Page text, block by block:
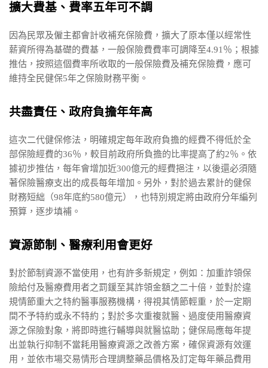
擴大費基、費率五年可不調
因為民眾及僱主都會計收補充保險費，擴大了原本僅以經常性
薪資所得為基礎的費基，一般保險費費率可調降至4.91％；根據
推估，按照這個費率所收取的一般保險費及補充保險費，應可
維持全民健保5年之保險財務平衡。
共盡責任、政府負擔年年高
這次二代健保修法，明確規定每年政府負擔的經費不得低於全
部保險經費的36％，較目前政府所負擔的比率提高了約2％。依
據初步推估，每年會增加近300億元的經費挹注，以後還必須隨
著保險醫療支出的成長每年增加。另外，對於過去累計的健保
財務短絀（98年底約580億元），也特別規定將由政府分年編列
預算，逐步填補。
資源節制、醫療利用會更好
對於節制資源不當使用，也有許多新規定，例如：加重詐領保
險給付及醫療費用者之罰鍰至其詐領金額之二十倍，並對於違
規情節重大之特約醫事服務機構，得視其情節輕重，於一定期
間不予特約或永不特約；對於多次重複就醫、過度使用醫療資
源之保險對象，將即時進行輔導與就醫協助；健保局應每年提
出並執行抑制不當耗用醫療資源之改善方案，確保資源有效運
用，並依市場交易情形合理調整藥品價格及訂定每年藥品費用